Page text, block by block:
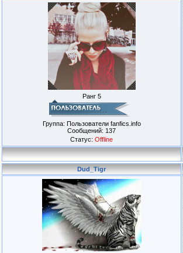
Ранг 5
Группа: Пользователи fanfics.info
Сообщений: 137
Статус: Offline
Dud_Tigr